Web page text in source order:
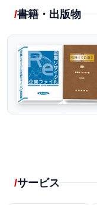
書籍・出版物
サービス